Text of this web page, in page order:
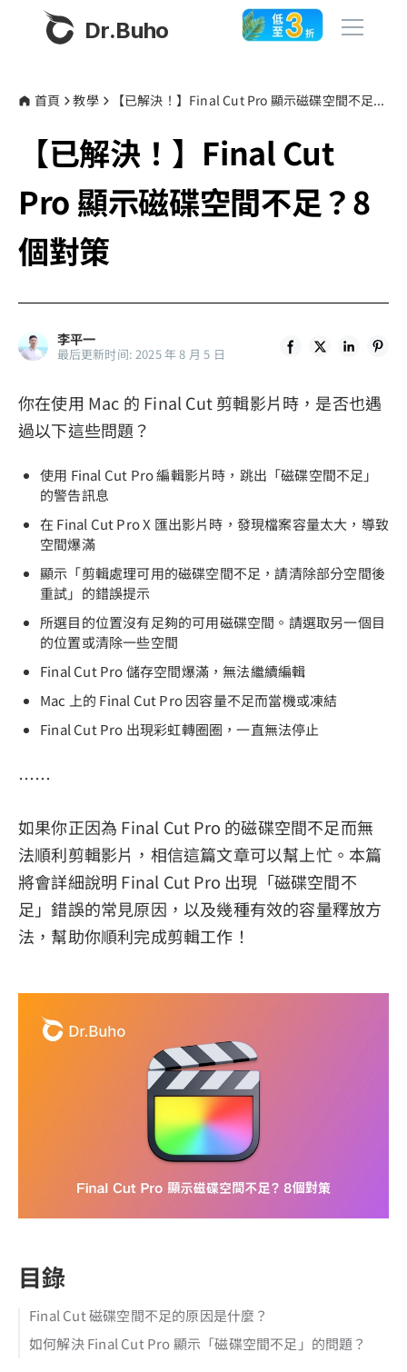
Dr.Buho
產品
BuhoCleaner
BuhoUnlocker
BuhoRepair
BuhoLaunchpad
商店
部落格
更多
聯絡我們
隱私權政策
服務條款
退款政策
首頁 教學 【已解決！】Final Cut Pro 顯示磁碟空間不足？8個對策
【已解決！】Final Cut
Pro 顯示磁碟空間不足？8
個對策
李平一
最后更新时间: 2025 年 8 月 5 日
你在使用 Mac 的 Final Cut 剪輯影片時，是否也遇
過以下這些問題？
使用 Final Cut Pro 編輯影片時，跳出「磁碟空間不足」
的警告訊息
在 Final Cut Pro X 匯出影片時，發現檔案容量太大，導致
空間爆滿
顯示「剪輯處理可用的磁碟空間不足，請清除部分空間後
重試」的錯誤提示
所選目的位置沒有足夠的可用磁碟空間。請選取另一個目
的位置或清除一些空間
Final Cut Pro 儲存空間爆滿，無法繼續編輯
Mac 上的 Final Cut Pro 因容量不足而當機或凍結
Final Cut Pro 出現彩虹轉圈圈，一直無法停止
⋯⋯
如果你正因為 Final Cut Pro 的磁碟空間不足而無
法順利剪輯影片，相信這篇文章可以幫上忙。本篇
將會詳細說明 Final Cut Pro 出現「磁碟空間不
足」錯誤的常見原因，以及幾種有效的容量釋放方
法，幫助你順利完成剪輯工作！
目錄
Final Cut 磁碟空間不足的原因是什麼？
如何解決 Final Cut Pro 顯示「磁碟空間不足」的問題？